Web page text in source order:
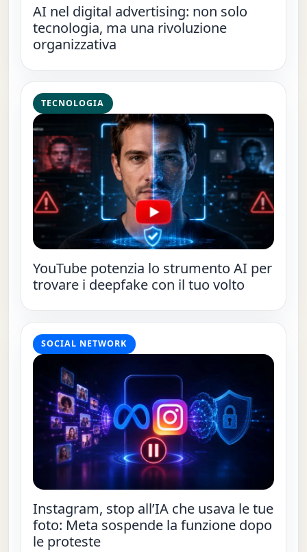
AI nel digital advertising: non solo
tecnologia, ma una rivoluzione
organizzativa
TECNOLOGIA
YouTube potenzia lo strumento AI per
trovare i deepfake con il tuo volto
SOCIAL NETWORK
Instagram, stop all’IA che usava le tue
foto: Meta sospende la funzione dopo
le proteste